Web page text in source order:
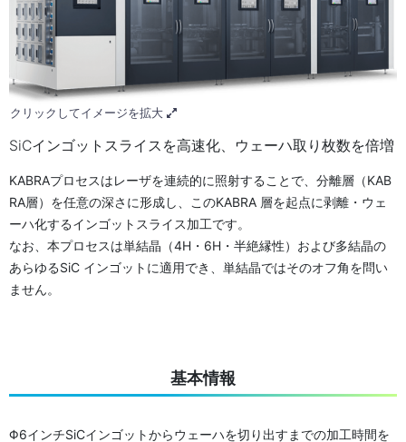
クリックしてイメージを拡大
SiCインゴットスライスを高速化、ウェーハ取り枚数を倍増
KABRAプロセスはレーザを連続的に照射することで、分離層（KAB
RA層）を任意の深さに形成し、このKABRA 層を起点に剥離・ウェ
ーハ化するインゴットスライス加工です。
なお、本プロセスは単結晶（4H・6H・半絶縁性）および多結晶の
あらゆるSiC インゴットに適用でき、単結晶ではそのオフ角を問い
ません。
基本情報
Φ6インチSiCインゴットからウェーハを切り出すまでの加工時間を